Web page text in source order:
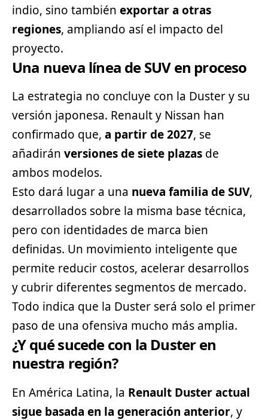
indio, sino también exportar a otras
regiones, ampliando así el impacto del
proyecto.
Una nueva línea de SUV en proceso
La estrategia no concluye con la Duster y su
versión japonesa. Renault y Nissan han
confirmado que, a partir de 2027, se
añadirán versiones de siete plazas de
ambos modelos.
Esto dará lugar a una nueva familia de SUV,
desarrollados sobre la misma base técnica,
pero con identidades de marca bien
definidas. Un movimiento inteligente que
permite reducir costos, acelerar desarrollos
y cubrir diferentes segmentos de mercado.
Todo indica que la Duster será solo el primer
paso de una ofensiva mucho más amplia.
¿Y qué sucede con la Duster en
nuestra región?
En América Latina, la Renault Duster actual
sigue basada en la generación anterior, y